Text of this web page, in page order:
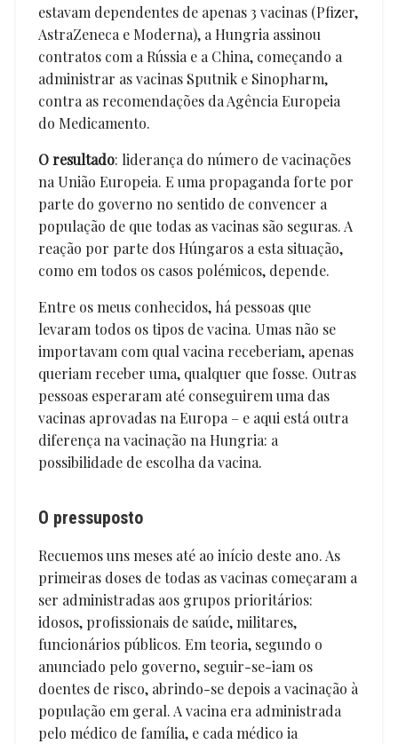
estavam dependentes de apenas 3 vacinas (Pfizer,
AstraZeneca e Moderna), a Hungria assinou
contratos com a Rússia e a China, começando a
administrar as vacinas Sputnik e Sinopharm,
contra as recomendações da Agência Europeia
do Medicamento.
O resultado: liderança do número de vacinações
na União Europeia. E uma propaganda forte por
parte do governo no sentido de convencer a
população de que todas as vacinas são seguras. A
reação por parte dos Húngaros a esta situação,
como em todos os casos polémicos, depende.
Entre os meus conhecidos, há pessoas que
levaram todos os tipos de vacina. Umas não se
importavam com qual vacina receberiam, apenas
queriam receber uma, qualquer que fosse. Outras
pessoas esperaram até conseguirem uma das
vacinas aprovadas na Europa – e aqui está outra
diferença na vacinação na Hungria: a
possibilidade de escolha da vacina.
O pressuposto
Recuemos uns meses até ao início deste ano. As
primeiras doses de todas as vacinas começaram a
ser administradas aos grupos prioritários:
idosos, profissionais de saúde, militares,
funcionários públicos. Em teoria, segundo o
anunciado pelo governo, seguir-se-iam os
doentes de risco, abrindo-se depois a vacinação à
população em geral. A vacina era administrada
pelo médico de família, e cada médico ia